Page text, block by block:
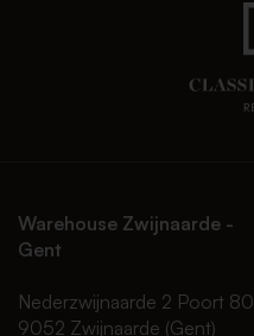
Warehouse Zwijnaarde -
Gent
Nederzwijnaarde 2 Poort 80
9052 Zwijnaarde (Gent)